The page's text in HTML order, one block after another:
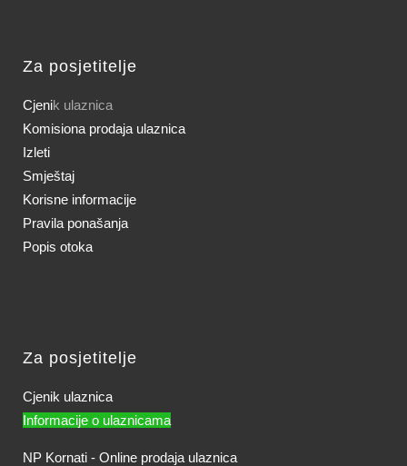
Za posjetitelje
Cjenik ulaznica
Komisiona prodaja ulaznica
Izleti
Smještaj
Korisne informacije
Pravila ponašanja
Popis otoka
Za posjetitelje
Cjenik ulaznica
Informacije o ulaznicama
NP Kornati - Online prodaja ulaznica